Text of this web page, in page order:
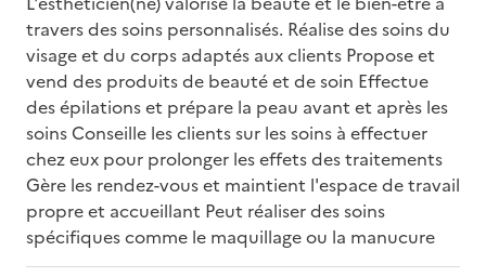
travers des soins personnalisés. Réalise des soins du
visage et du corps adaptés aux clients Propose et
vend des produits de beauté et de soin Effectue
des épilations et prépare la peau avant et après les
soins Conseille les clients sur les soins à effectuer
chez eux pour prolonger les effets des traitements
Gère les rendez-vous et maintient l'espace de travail
propre et accueillant Peut réaliser des soins
spécifiques comme le maquillage ou la manucure